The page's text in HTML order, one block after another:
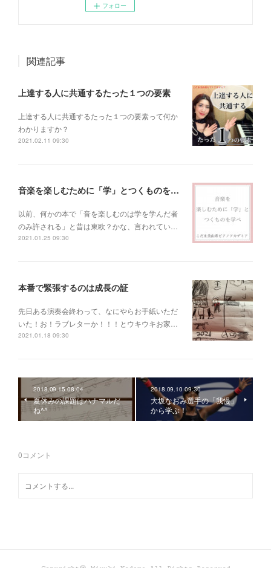
フォロー
関連記事
上達する人に共通するたった１つの要素
上達する人に共通するたった１つの要素って何か
わかりますか？
2021.02.11 09:30
音楽を楽しむために「学」とつくものを学べ！
以前、何かの本で「音を楽しむのは学を学んだ者
のみ許される」と昔は東欧？かな、言われてい…
2021.01.25 09:30
本番で緊張するのは成長の証
先日ある演奏会終わって、なにやらお手紙いただ
いた！お！ラブレターか！！！とウキウキお家…
2021.01.18 09:30
2018.09.15 08:04
夏休みの課題はハナマルだ
ね^^
2018.09.10 09:30
大坂なおみ選手の「我慢」
から学ぶ！
0コメント